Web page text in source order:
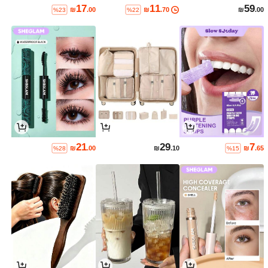
₪59.00
₪11.70
%22
₪17.00
%23
₪7.65
%15
₪29.10
₪21.00
%28